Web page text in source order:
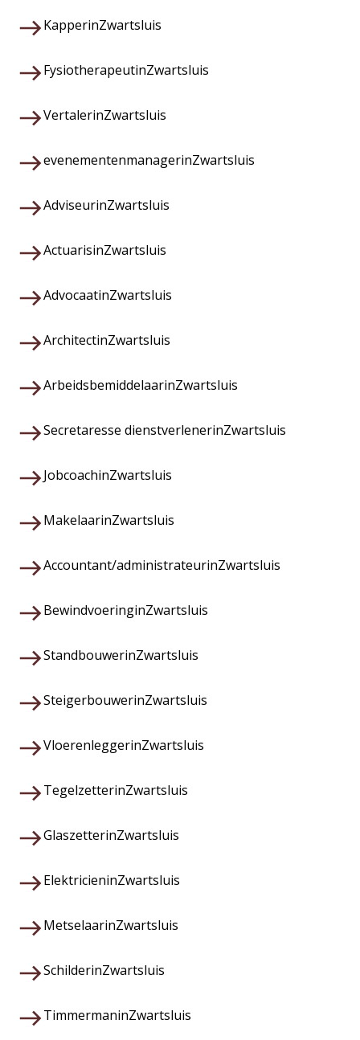
KapperinZwartsluis
FysiotherapeutinZwartsluis
VertalerinZwartsluis
evenementenmanagerinZwartsluis
AdviseurinZwartsluis
ActuarisinZwartsluis
AdvocaatinZwartsluis
ArchitectinZwartsluis
ArbeidsbemiddelaarinZwartsluis
Secretaresse dienstverlenerinZwartsluis
JobcoachinZwartsluis
MakelaarinZwartsluis
Accountant/administrateurinZwartsluis
BewindvoeringinZwartsluis
StandbouwerinZwartsluis
SteigerbouwerinZwartsluis
VloerenleggerinZwartsluis
TegelzetterinZwartsluis
GlaszetterinZwartsluis
ElektricieninZwartsluis
MetselaarinZwartsluis
SchilderinZwartsluis
TimmermaninZwartsluis